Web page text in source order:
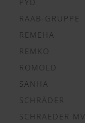
RAAB-GRUPPE
REMEHA
REMKO
ROMOLD
SANHA
SCHRÄDER
SCHRAEDER MV